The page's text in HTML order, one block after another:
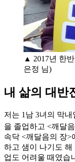
▲ 2017년 한
은정 님)
내 삶의 대반
저는 1남 3녀의 막
을 졸업하고 <깨달
속닥 <깨달음의 장>
하고 샘이 나기도
업도 어려울 때였습